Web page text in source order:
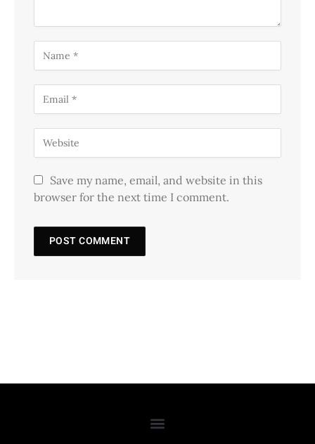
Save my name, email, and website in this
browser for the next time I comment.